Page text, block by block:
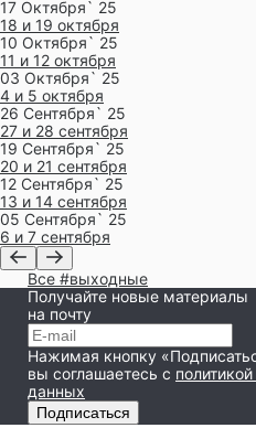
17 Октября` 25
18 и 19 октября
10 Октября` 25
11 и 12 октября
03 Октября` 25
4 и 5 октября
26 Сентября` 25
27 и 28 сентября
19 Сентября` 25
20 и 21 сентября
12 Сентября` 25
13 и 14 сентября
05 Сентября` 25
6 и 7 сентября
Все #выходные
Получайте новые материалы
на почту
Нажимая кнопку
вы соглашаетесь с
данных
Подписаться